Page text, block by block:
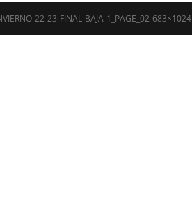
22-23-FINAL-BAJA-1_PAGE_02-683×1024